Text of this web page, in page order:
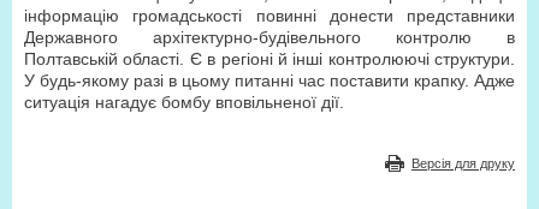
інформацію громадськості повинні донести представники
Державного архітектурно-будівельного контролю в
Полтавській області. Є в регіоні й інші контролюючі структури.
У будь-якому разі в цьому питанні час поставити крапку. Адже
ситуація нагадує бомбу вповільненої дії.
Версія для друку